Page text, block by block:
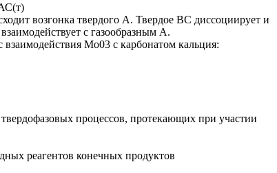
возгонка твердого А. Твердое ВС диссоциирует и
с газообразным А.
Мо03 с карбонатом кальция:
процессов, протекающих при участии
реагентов конечных продуктов